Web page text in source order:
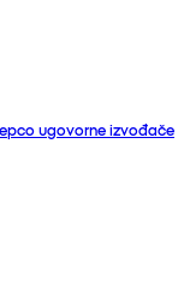
ugovorne izvođače